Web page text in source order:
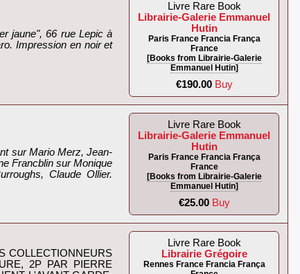
jaune", 66 rue Lepic à
Impression en noir et
Livre Rare Book
Librairie-Galerie Emmanuel
Hutin
Paris France Francia França
France
[Books from Librairie-Galerie
Emmanuel Hutin]
€190.00 Buy
sur Mario Merz, Jean-
Francblin sur Monique
Claude Ollier.
Livre Rare Book
Librairie-Galerie Emmanuel
Hutin
Paris France Francia França
France
[Books from Librairie-Galerie
Emmanuel Hutin]
€25.00 Buy
COLLECTIONNEURS
2P PAR PIERRE
Livre Rare Book
Librairie Grégoire
Rennes France Francia França